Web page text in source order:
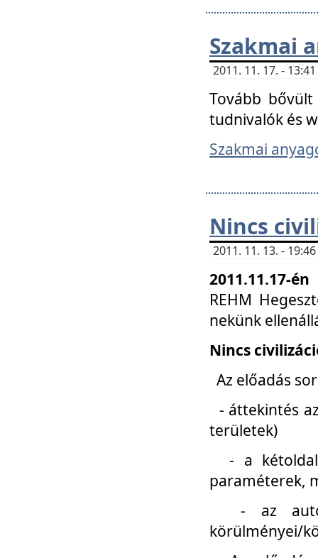
Szakmai
2011. 11. 17. -
Tovább bővült
tudnivalók és
Szakmai
Nincs
2011. 11. 13. -
2011.11.17-
REHM
nekünk
Nincs
Az előadás
- áttekintés
területek)
- a kétoldali
paraméterek,
- az
körülményei/